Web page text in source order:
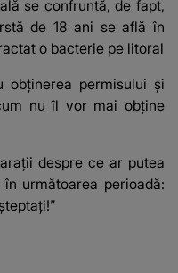
se confruntă, de fapt,
de 18 ani se află în
o bacterie pe litoral
obținerea permisului și
nu îl vor mai obține
despre ce ar putea
următoarea perioadă: